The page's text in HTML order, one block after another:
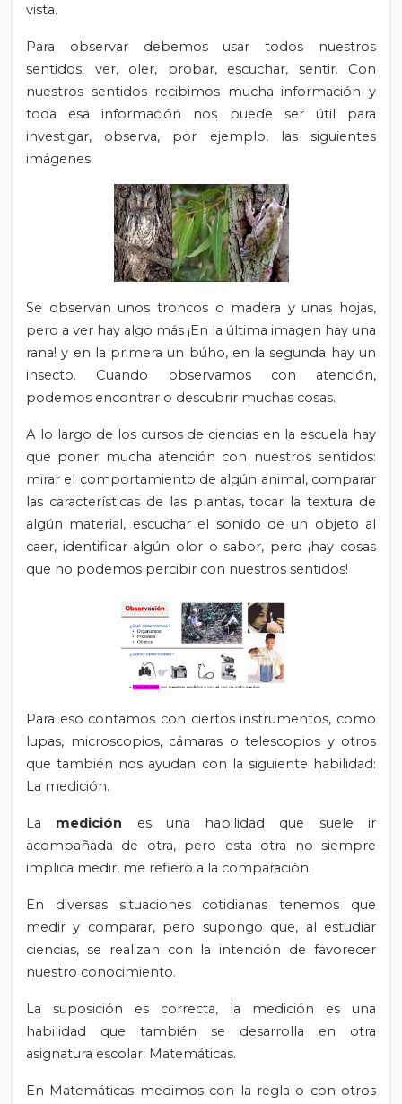
vista.
Para observar debemos usar todos nuestros
sentidos: ver, oler, probar, escuchar, sentir. Con
nuestros sentidos recibimos mucha información y
toda esa información nos puede ser útil para
investigar, observa, por ejemplo, las siguientes
imágenes.
Se observan unos troncos o madera y unas hojas,
pero a ver hay algo más ¡En la última imagen hay una
rana! y en la primera un búho, en la segunda hay un
insecto. Cuando observamos con atención,
podemos encontrar o descubrir muchas cosas.
A lo largo de los cursos de ciencias en la escuela hay
que poner mucha atención con nuestros sentidos:
mirar el comportamiento de algún animal, comparar
las características de las plantas, tocar la textura de
algún material, escuchar el sonido de un objeto al
caer, identificar algún olor o sabor, pero ¡hay cosas
que no podemos percibir con nuestros sentidos!
Para eso contamos con ciertos instrumentos, como
lupas, microscopios, cámaras o telescopios y otros
que también nos ayudan con la siguiente habilidad:
La medición.
La medición es una habilidad que suele ir
acompañada de otra, pero esta otra no siempre
implica medir, me refiero a la comparación.
En diversas situaciones cotidianas tenemos que
medir y comparar, pero supongo que, al estudiar
ciencias, se realizan con la intención de favorecer
nuestro conocimiento.
La suposición es correcta, la medición es una
habilidad que también se desarrolla en otra
asignatura escolar: Matemáticas.
En Matemáticas medimos con la regla o con otros